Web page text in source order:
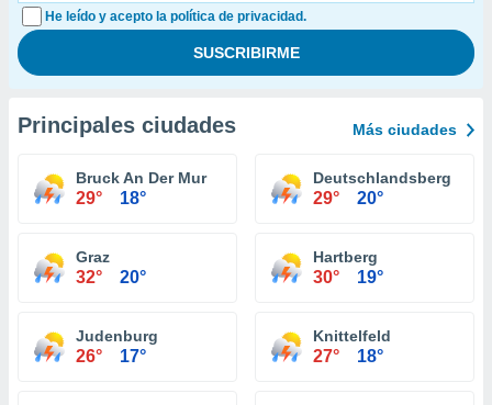
He leído y acepto la política de privacidad.
Principales ciudades Más ciudades
Bruck An Der Mur
29° 18°
Deutschlandsberg
29° 20°
Graz
32° 20°
Hartberg
30° 19°
Judenburg
26° 17°
Knittelfeld
27° 18°